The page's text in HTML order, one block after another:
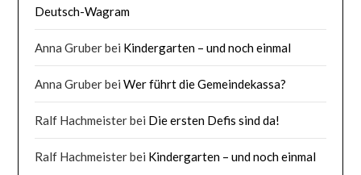
Deutsch-Wagram
Anna Gruberbei Kindergarten – und noch einmal
Anna GruberbeiWer führt die Gemeindekassa?
Ralf Hachmeisterbei Die ersten Defis sind da!
Ralf Hachmeisterbei Kindergarten – und noch einmal